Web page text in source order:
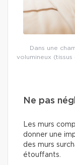
Dans une
volumineux
Ne pas
Les murs
donner une
des murs
étouffants.